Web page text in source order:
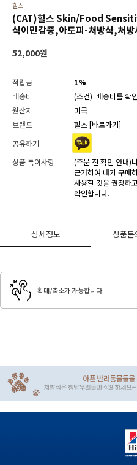
힐스
(CAT)힐스 Skin/Food
식이민감증,아토피-처방식,처방
52,000원
적립금
1%
배송비
(조건) 배송비를 확
원산지
미국
브랜드
힐스 [바로가기]
공유하기
상품 특이사항
(주문 전 확인 안내)
근거하여 내가 구
사용할 것을 권장하
확인합니다.
상세정보 상품문
확대/축소가 가능합니다